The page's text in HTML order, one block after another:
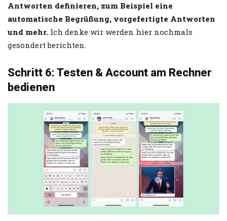
Antworten definieren, zum Beispiel eine
automatische Begrüßung, vorgefertigte Antworten
und mehr. Ich denke wir werden hier nochmals
gesondert berichten.
Schritt 6: Testen & Account am Rechner
bedienen